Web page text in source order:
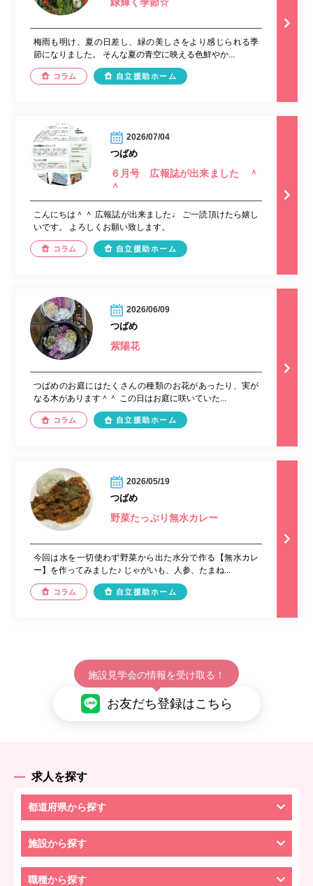
梅雨も明け、夏の日差し、緑の美しさをより感じられる季
節になりました。 そんな夏の青空に映える色鮮やか...
コラム 自立援助ホーム
2026/07/04
つばめ
６月号 広報誌が出来ました ＾
＾
こんにちは＾＾ 広報誌が出来ました♩ ご一読頂けたら嬉し
いです。 よろしくお願い致します。
コラム 自立援助ホーム
2026/06/09
つばめ
紫陽花
つばめのお庭にはたくさんの種類のお花があったり、実が
なる木があります＾＾ この日はお庭に咲いていた...
コラム 自立援助ホーム
2026/05/19
つばめ
野菜たっぷり無水カレー
今回は水を一切使わず野菜から出た水分で作る【無水カレ
ー】を作ってみました♪ じゃがいも、人参、たまね...
コラム 自立援助ホーム
施設見学会の情報を受け取る！
お友だち登録はこちら
求人を探す
都道府県から探す
施設から探す
職種から探す